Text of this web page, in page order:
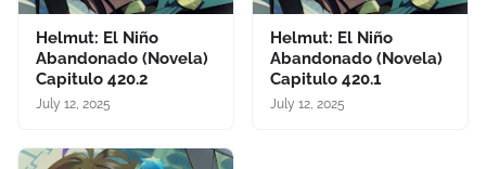
Helmut: El Niño
Abandonado (Novela)
Capitulo 420.2
July 12, 2025
Helmut: El Niño
Abandonado (Novela)
Capitulo 420.1
July 12, 2025